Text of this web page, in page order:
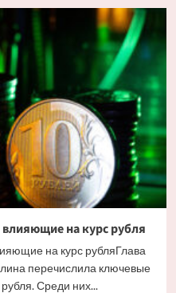
на курс рубля
на курс рубляГлава
перечислила ключевые
Среди них...